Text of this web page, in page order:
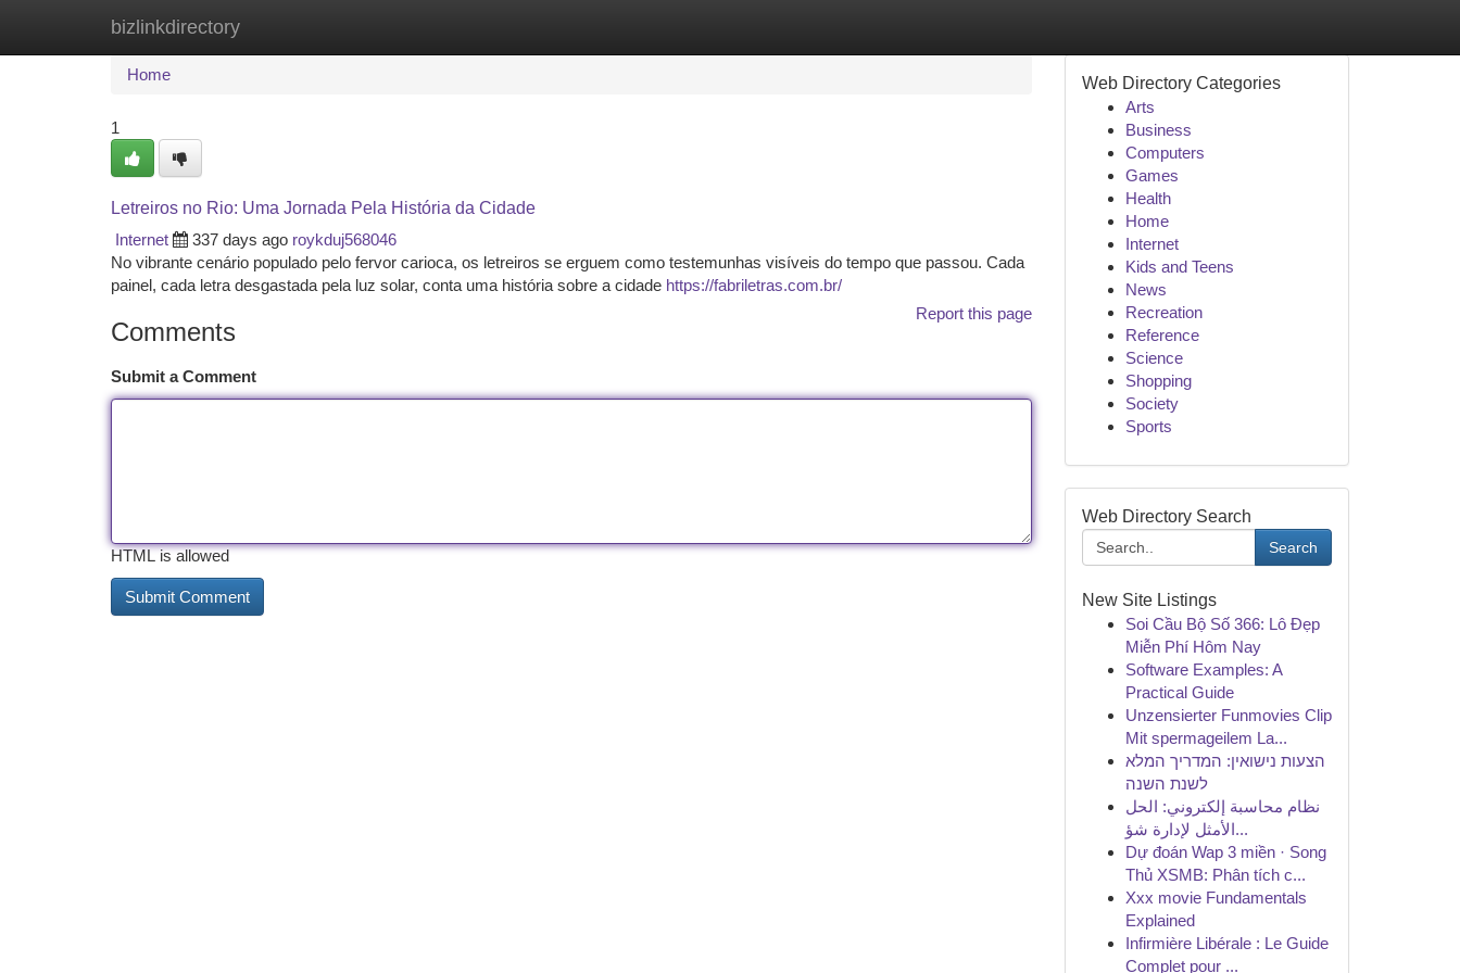
bizlinkdirectory
Home New Site Listings
Home
1
Letreiros no Rio: Uma Jornada Pela História da Cidade
Internet
337 days ago roykduj568046
No vibrante cenário populado pelo fervor carioca, os letreiros se erguem como testemunhas visíveis do tempo que passou. Cada
painel, cada letra desgastada pela luz solar, conta uma história sobre a cidade https://fabriletras.com.br/
Report this page
Comments
Submit a Comment
HTML is allowed
Web Directory Categories
Arts
Business
Computers
Games
Health
Home
Internet
Kids and Teens
News
Recreation
Reference
Science
Shopping
Society
Sports
Web Directory Search
Search
New Site Listings
Soi Cầu Bộ Số 366: Lô Đẹp
Miễn Phí Hôm Nay
Software Examples: A
Practical Guide
Unzensierter Funmovies Clip
Mit spermageilem La...
הצעות נישואין: המדריך המלא
לשנת השנה
نظام محاسبة إلكتروني: الحل
الأمثل لإدارة شؤ...
Dự đoán Wap 3 miền · Song
Thủ XSMB: Phân tích c...
Xxx movie Fundamentals
Explained
Infirmière Libérale : Le Guide
Complet pour ...